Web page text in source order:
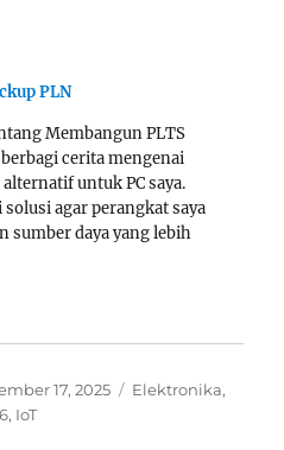
langsung beli dua buah
PLN
Membangun PLTS
cerita mengenai
untuk PC saya.
agar perangkat saya
sumber daya yang lebih
17, 2025 Categories
Elektronika,
, IoT